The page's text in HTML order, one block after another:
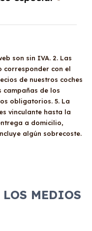
con el
las opciones
de un aval
El renting
la
e IVA si el
económica
hay restricciones
el vehículo.
revisar las
evitar
está en orden
son sin IVA. 2. Las
corresponder con el
de nuestros coches
de los
obligatorios. 5. La
vinculante hasta la
a domicilio,
algún sobrecoste.
MEDIOS